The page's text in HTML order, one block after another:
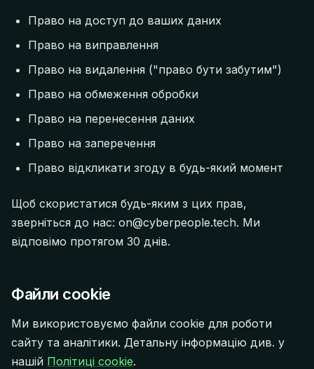
Право на доступ до ваших даних
Право на виправлення
Право на видалення ("право бути забутим")
Право на обмеження обробки
Право на перенесення даних
Право на заперечення
Право відкликати згоду в будь-який момент
Щоб скористатися будь-яким з цих прав,
зверніться до нас: on@cyberpeople.tech. Ми
відповімо протягом 30 днів.
Файли cookie
Ми використовуємо файли cookie для роботи
сайту та аналітики. Детальну інформацію див. у
нашій Політиці cookie.